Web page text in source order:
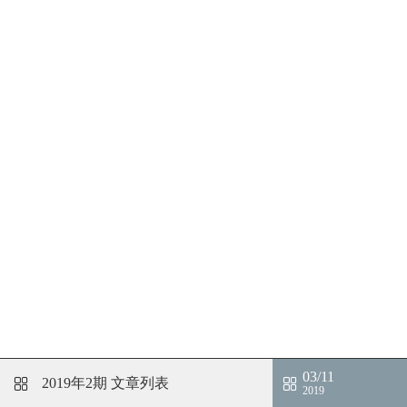
2019年2期 文章列表 03/11
2019